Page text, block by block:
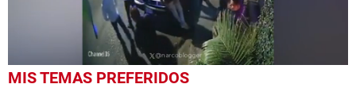
0
seconds
MIS TEMAS PREFERIDOS